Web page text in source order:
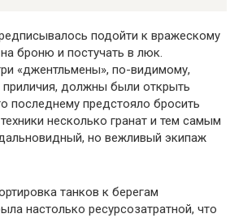
подойти к вражескому
броню и постучать в люк.
«джентльмены», по-видимому,
должны были открыть
последнему предстояло бросить
несколько гранат и тем самым
но вежливый экипаж
танков к берегам
настолько ресурсозатратной, что